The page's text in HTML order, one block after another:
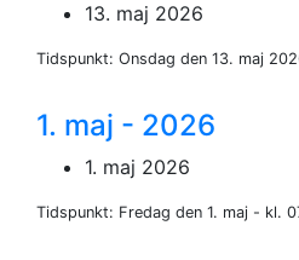
13. maj 2026
Tidspunkt: Onsdag den 13. maj
1. maj - 2026
1. maj 2026
Tidspunkt: Fredag den 1. maj - kl.